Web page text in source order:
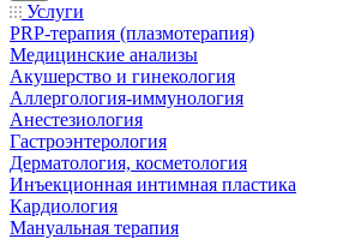
Услуги
PRP-терапия (плазмотерапия)
Медицинские анализы
Акушерство и гинекология
Аллергология-иммунология
Анестезиология
Гастроэнтерология
Дерматология, косметология
Инъекционная интимная пластика
Кардиология
Мануальная терапия